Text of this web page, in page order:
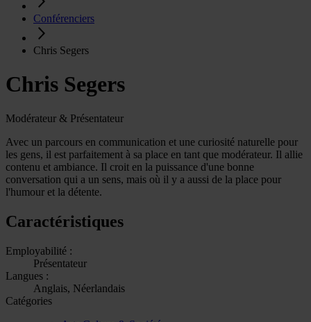
Conférenciers
Chris Segers
Chris Segers
Modérateur & Présentateur
Avec un parcours en communication et une curiosité naturelle pour
les gens, il est parfaitement à sa place en tant que modérateur. Il allie
contenu et ambiance. Il croit en la puissance d'une bonne
conversation qui a un sens, mais où il y a aussi de la place pour
l'humour et la détente.
Caractéristiques
Employabilité :
Présentateur
Langues :
Anglais, Néerlandais
Catégories